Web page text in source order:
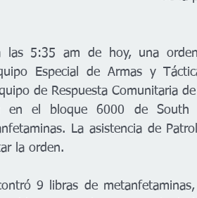
las 5:35 am de hoy, una
Especial de Armas y
de Respuesta Comunitaria
en el bloque 6000 de South
La asistencia de
la orden.
9 libras de